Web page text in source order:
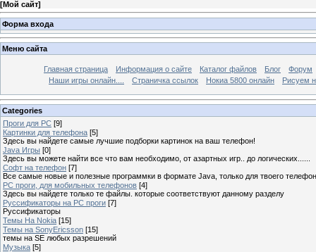
[Мой сайт]
Форма входа
Меню сайта
Главная страница Информация о сайте Каталог файлов Блог
Форум
Наши игры онлайн....
Страничка ссылок Нокиа 5800 онлайн Рисуем
Categories
Проги для PC [9]
Картинки для телефона [5]
Здесь вы найдете самые лучшие подборки картинок на ваш телефон!
Java Игры [0]
Здесь вы можете найти все что вам необходимо, от азартных игр.. до логических......
Софт на телефон [7]
Все самые новые и полезные программки в формате Java, только для твоего
PC проги, для мобильных телефонов [4]
Здесь вы найдете только те файлы. которые соответствуют данному разделу
Руссификаторы на PC проги [7]
Руссификаторы
Темы На Nokia [15]
Темы на SonyEricsson [15]
темы на SE любых разрешений
Музыка [5]